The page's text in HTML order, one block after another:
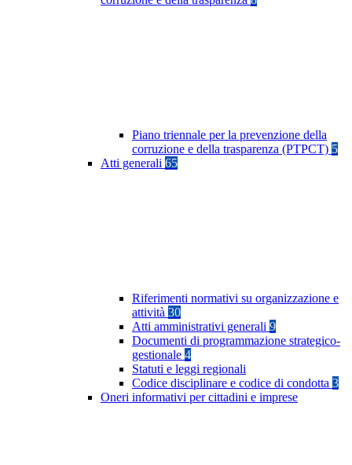
Piano triennale per la prevenzione della
corruzione e della trasparenza (PTPCT) 5
Atti generali 65
Riferimenti normativi su organizzazione e
attività 30
Atti amministrativi generali 9
Documenti di programmazione strategico-
gestionale 4
Statuti e leggi regionali
Codice disciplinare e codice di condotta 3
Oneri informativi per cittadini e imprese